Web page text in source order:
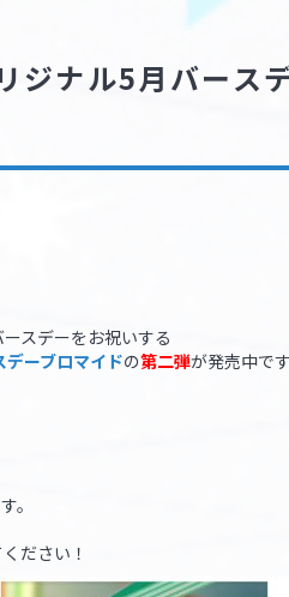
ジナル5月バース
スデーをお祝いする
ーブロマイドの第二弾が発売中で
。
ださい！